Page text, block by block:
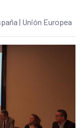
| Unión Europea